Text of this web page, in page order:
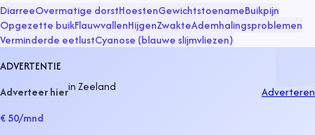
DiarreeOvermatige dorstHoestenGewichtstoenameBuikpijn
Opgezette buikFlauwvallenHijgenZwakteAdemhalingsproblemen
Verminderde eetlustCyanose (blauwe slijmvliezen)
ADVERTENTIE
Adverteer hierinZeeland
€ 50/mnd
Adverteren